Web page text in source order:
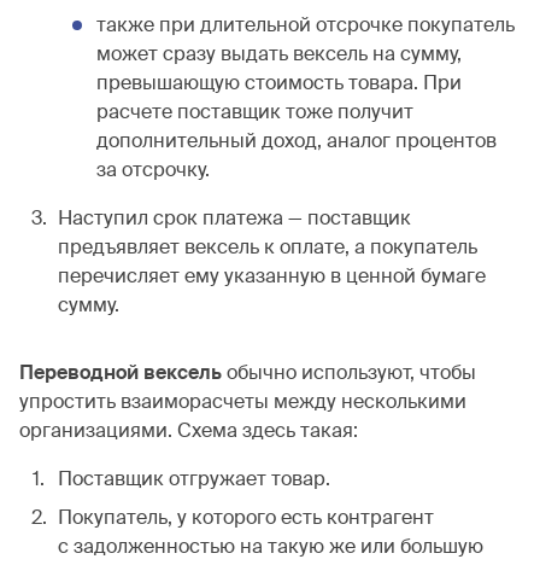
также при длительной отсрочке покупатель
может сразу выдать вексель на сумму,
превышающую стоимость товара. При
расчете поставщик тоже получит
дополнительный доход, аналог процентов
за отсрочку.
Наступил срок платежа — поставщик
предъявляет вексель к оплате, а покупатель
перечисляет ему указанную в ценной бумаге
сумму.
Переводной вексельобычно используют, чтобы
упростить взаиморасчеты между несколькими
организациями. Схема здесь такая:
Поставщик отгружает товар.
Покупатель, у которого есть контрагент
с задолженностью на такую же или большую